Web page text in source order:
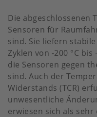
Die abgeschlossenen
Sensoren für
sind. Sie liefern
Zyklen von -200 °C bis
die Sensoren gegen
sind. Auch der
Widerstands (TCR)
unwesentliche
erwiesen sich als